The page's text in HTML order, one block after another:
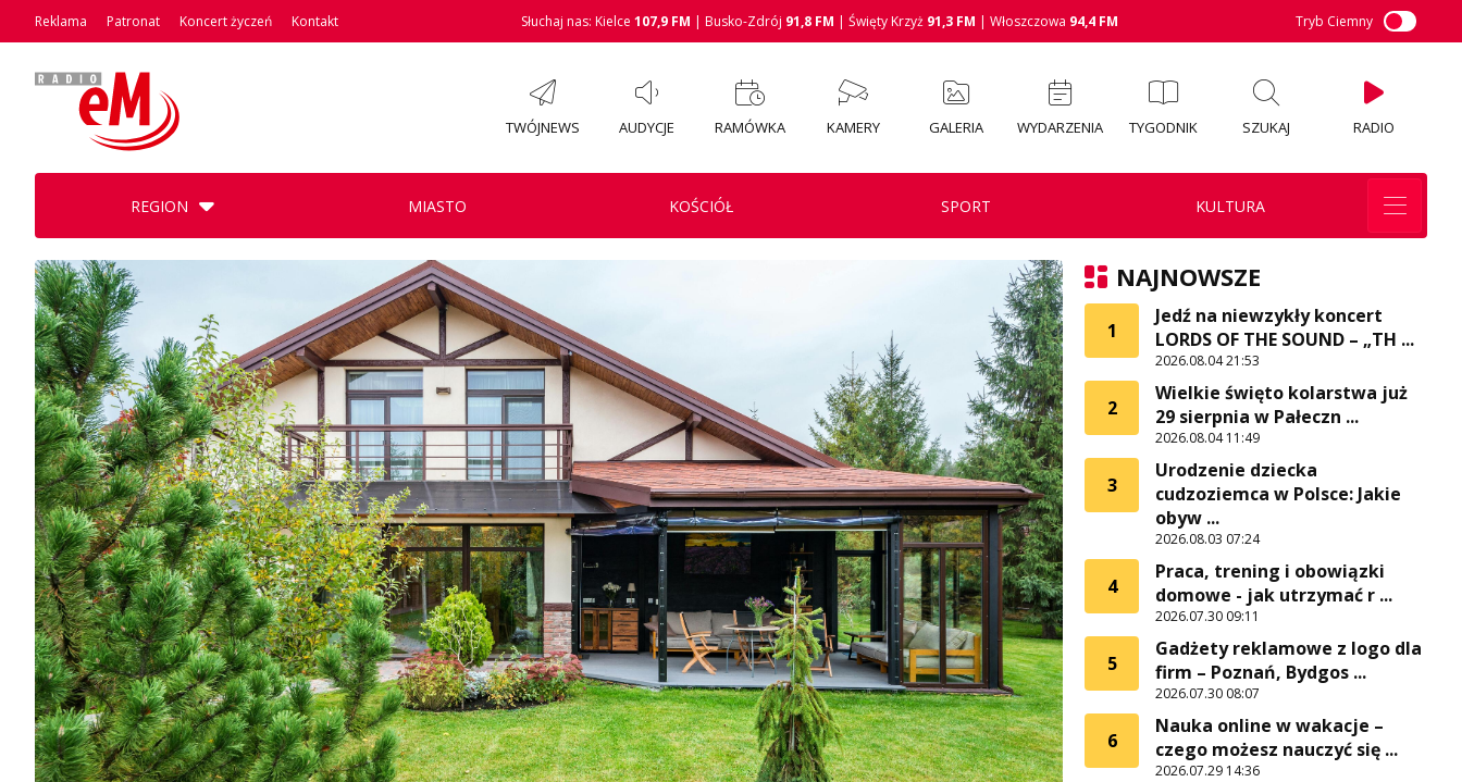
Reklama Patronat Koncert życzeń Kontakt Słuchaj nas: Kielce 107,9 FM | Busko-Zdrój 91,8 FM | Święty Krzyż 91,3 FM | Włoszczowa 94,4 FM Tryb Ciemny
TWÓJNEWS AUDYCJE RAMÓWKA KAMERY GALERIA WYDARZENIA TYGODNIK SZUKAJ RADIO
REGION MIASTO KOŚCIÓŁ SPORT KULTURA
NAJNOWSZE
1
Jedź na niewzykły koncert
LORDS OF THE SOUND – „TH ...
2026.08.04 21:53
2
Wielkie święto kolarstwa już
29 sierpnia w Pałeczn ...
2026.08.04 11:49
3
Urodzenie dziecka
cudzoziemca w Polsce: Jakie
obyw ...
2026.08.03 07:24
4
Praca, trening i obowiązki
domowe - jak utrzymać r ...
2026.07.30 09:11
5
Gadżety reklamowe z logo dla
firm – Poznań, Bydgos ...
2026.07.30 08:07
6
Nauka online w wakacje –
czego możesz nauczyć się ...
2026.07.29 14:36